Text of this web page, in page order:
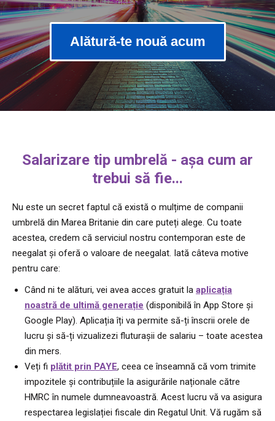
Alătură-te nouă acum
Salarizare tip umbrelă - așa cum ar
trebui să fie...
Nu este un secret faptul că există o mulțime de companii
umbrelă din Marea Britanie din care puteți alege. Cu toate
acestea, credem că serviciul nostru contemporan este de
neegalat și oferă o valoare de neegalat. Iată câteva motive
pentru care:
Când ni te alături, vei avea acces gratuit la aplicația
noastră de ultimă generație (disponibilă în App Store și
Google Play). Aplicația îți va permite să-ți înscrii orele de
lucru și să-ți vizualizezi fluturașii de salariu – toate acestea
din mers.
Veți fi plătit prin PAYE, ceea ce înseamnă că vom trimite
impozitele și contribuțiile la asigurările naționale către
HMRC în numele dumneavoastră. Acest lucru vă va asigura
respectarea legislației fiscale din Regatul Unit. Vă rugăm să